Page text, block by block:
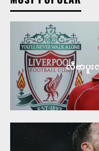
လီဗာပူး